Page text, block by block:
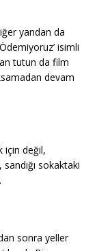
yandan da
isimli
tutun da film
devam
için değil,
sokaktaki
sonra yeller